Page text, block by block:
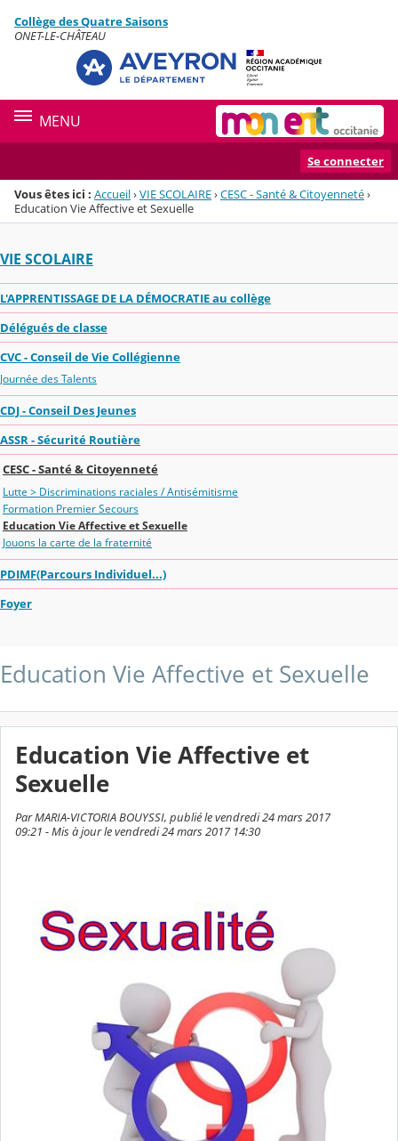
Menu de la rubrique
Contenu
Collège des Quatre Saisons
ONET-LE-CHÂTEAU
MENU
Se connecter
Vous êtes ici : Accueil›VIE SCOLAIRE›CESC - Santé & Citoyenneté›
Education Vie Affective et Sexuelle
VIE SCOLAIRE
L'APPRENTISSAGE DE LA DÉMOCRATIE au collège
Délégués de classe
CVC - Conseil de Vie Collégienne
Journée des Talents
CDJ - Conseil Des Jeunes
ASSR - Sécurité Routière
CESC - Santé & Citoyenneté
Lutte > Discriminations raciales / Antisémitisme
Formation Premier Secours
Education Vie Affective et Sexuelle
Jouons la carte de la fraternité
PDIMF(Parcours Individuel...)
Foyer
Education Vie Affective et Sexuelle
Education Vie Affective et
Sexuelle
Par MARIA-VICTORIA BOUYSSI, publié le vendredi 24 mars 2017
09:21 - Mis à jour le vendredi 24 mars 2017 14:30